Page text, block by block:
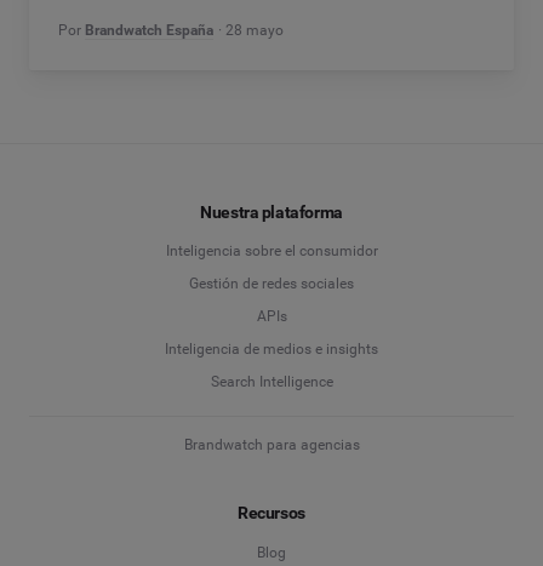
Por Brandwatch España 28 mayo
Nuestra plataforma
Inteligencia sobre el consumidor
Gestión de redes sociales
APIs
Inteligencia de medios e insights
Search Intelligence
Brandwatch para agencias
Recursos
Blog